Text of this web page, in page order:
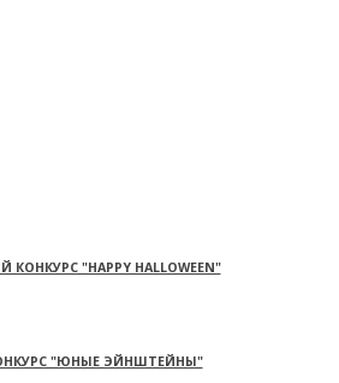
КОНКУРС "HAPPY HALLOWEEN"
"ЮНЫЕ ЭЙНШТЕЙНЫ"